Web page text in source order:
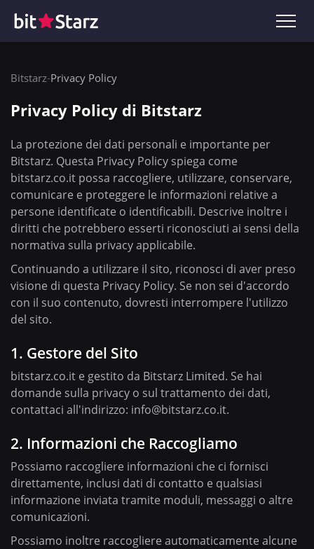
Bitstarz-Privacy Policy
Privacy Policy di Bitstarz
La protezione dei dati personali e importante per
Bitstarz. Questa Privacy Policy spiega come
bitstarz.co.it possa raccogliere, utilizzare, conservare,
comunicare e proteggere le informazioni relative a
persone identificate o identificabili. Descrive inoltre i
diritti che potrebbero esserti riconosciuti ai sensi della
normativa sulla privacy applicabile.
Continuando a utilizzare il sito, riconosci di aver preso
visione di questa Privacy Policy. Se non sei d'accordo
con il suo contenuto, dovresti interrompere l'utilizzo
del sito.
1. Gestore del Sito
bitstarz.co.it e gestito da Bitstarz Limited. Se hai
domande sulla privacy o sul trattamento dei dati,
contattaci all'indirizzo: info@bitstarz.co.it.
2. Informazioni che Raccogliamo
Possiamo raccogliere informazioni che ci fornisci
direttamente, inclusi dati di contatto e qualsiasi
informazione inviata tramite moduli, messaggi o altre
comunicazioni.
Possiamo inoltre raccogliere automaticamente alcune